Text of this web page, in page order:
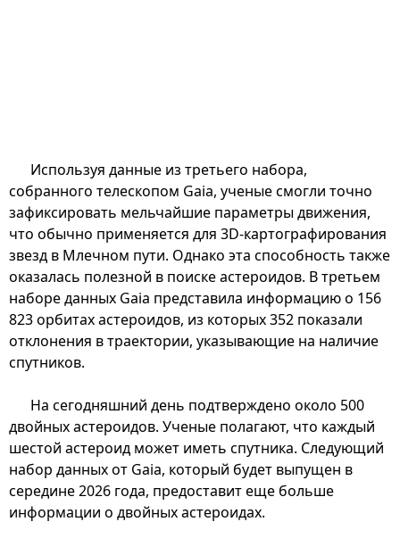
Используя данные из третьего набора,
собранного телескопом Gaia, ученые смогли точно
зафиксировать мельчайшие параметры движения,
что обычно применяется для 3D-картографирования
звезд в Млечном пути. Однако эта способность также
оказалась полезной в поиске астероидов. В третьем
наборе данных Gaia представила информацию о 156
823 орбитах астероидов, из которых 352 показали
отклонения в траектории, указывающие на наличие
спутников.
На сегодняшний день подтверждено около 500
двойных астероидов. Ученые полагают, что каждый
шестой астероид может иметь спутника. Следующий
набор данных от Gaia, который будет выпущен в
середине 2026 года, предоставит еще больше
информации о двойных астероидах.